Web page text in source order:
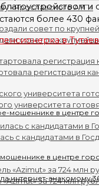
«Ярославского АТП»
совет по
регистрация
университета
с кандидатами в
за 724 млн
более 430
в
в центре